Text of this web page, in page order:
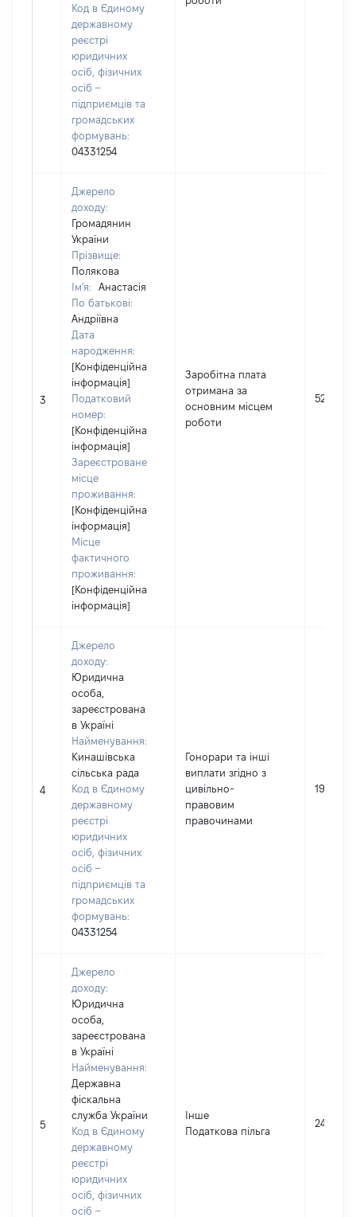
Код в Єдиному
державному
реєстрі
юридичних
осіб, фізичних
осіб –
підприємців та
громадських
формувань:
04331254
3
Джерело
доходу:
Громадянин
України
Прізвище:
Полякова
Ім'я:
Анастасія
По батькові:
Андріївна
Дата
народження:
[Конфіденційна
інформація]
Податковий
номер:
[Конфіденційна
інформація]
Зареєстроване
місце
проживання:
[Конфіденційна
інформація]
Місце
фактичного
проживання:
[Конфіденційна
інформація]
Заробітна плата
отримана за
основним місцем
роботи
52110
4
Джерело
доходу:
Юридична
особа,
зареєстрована
в Україні
Найменування:
Кинашівська
сільська рада
Код в Єдиному
державному
реєстрі
юридичних
осіб, фізичних
осіб –
підприємців та
громадських
формувань:
04331254
Гонорари та інші
виплати згідно з
цивільно-
правовим
правочинами
19660
5
Джерело
доходу:
Юридична
особа,
зареєстрована
в Україні
Найменування:
Державна
фіскальна
служба України
Код в Єдиному
державному
реєстрі
юридичних
осіб, фізичних
осіб –
Інше
Податкова пільга
2435